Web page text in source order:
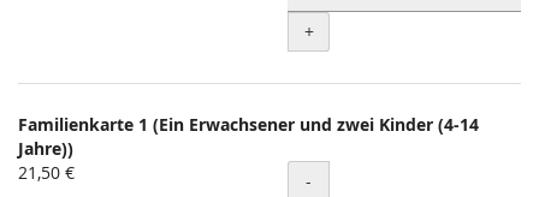
+
Familienkarte 1 (Ein Erwachsener und zwei Kinder (4-14
Jahre))
21,50 €
Menge
-